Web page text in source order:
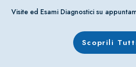
Visite ed Esami Diagnostici su
Scoprili